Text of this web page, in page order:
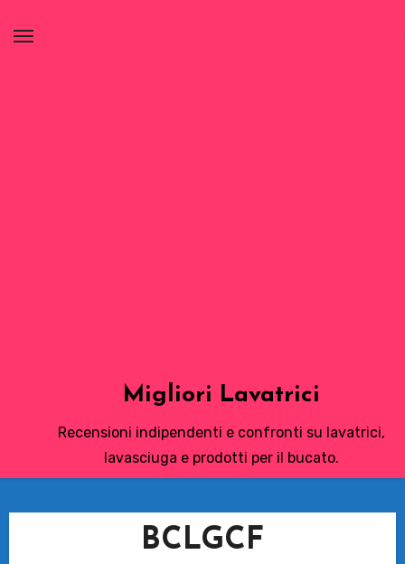
Migliori Lavatrici
Recensioni indipendenti e confronti su lavatrici,
lavasciuga e prodotti per il bucato.
BCLGCF